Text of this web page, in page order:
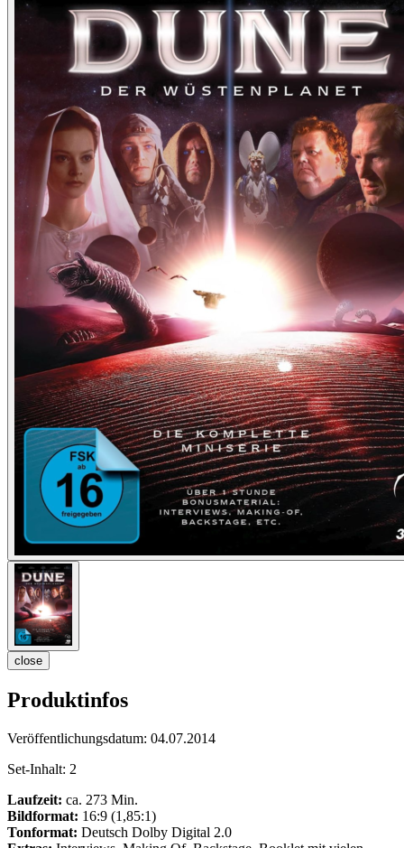
close
Produktinfos
Veröffentlichungsdatum: 04.07.2014
Set-Inhalt: 2
Laufzeit: ca. 273 Min.
Bildformat: 16:9 (1,85:1)
Tonformat: Deutsch Dolby Digital 2.0